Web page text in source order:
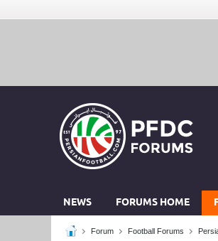
NEWS FORUMS HOME
Forum Football Forums